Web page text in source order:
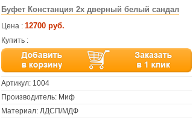
Буфет Констанция 2х дверный белый сандал
Цена : 12700 руб.
Купить :
Артикул: 1004
Производитель: Миф
Материал: ЛДСП/МДФ